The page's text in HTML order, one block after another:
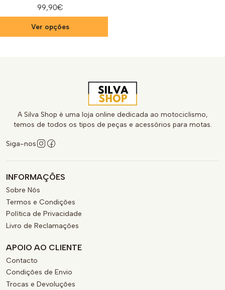
99,90€
Ver opções
A Silva Shop é uma loja online dedicada ao motociclismo,
temos de todos os tipos de peças e acessórios para motas.
Siga-nos
INFORMAÇÕES
Sobre Nós
Termos e Condições
Política de Privacidade
Livro de Reclamações
APOIO AO CLIENTE
Contacto
Condições de Envio
Trocas e Devoluções